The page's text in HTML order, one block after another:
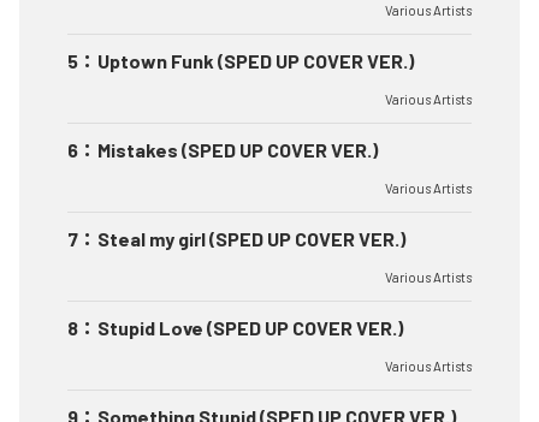
Various Artists
5 ： Uptown Funk (SPED UP COVER VER.)
Various Artists
6 ： Mistakes (SPED UP COVER VER.)
Various Artists
7 ： Steal my girl (SPED UP COVER VER.)
Various Artists
8 ： Stupid Love (SPED UP COVER VER.)
Various Artists
9 ： Something Stupid (SPED UP COVER VER.)